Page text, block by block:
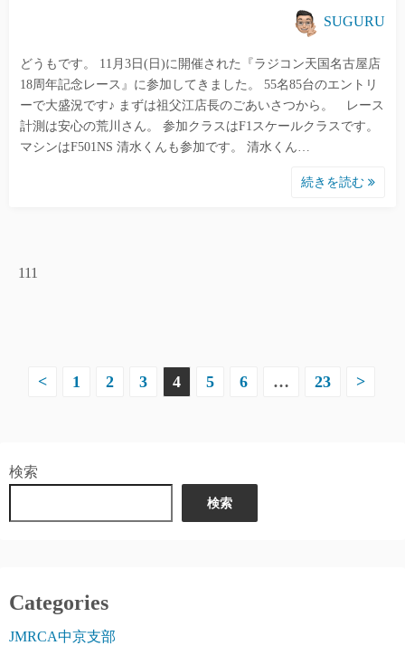
SUGURU
どうもです。 11月3日(日)に開催された『ラジコン天国名古屋店
18周年記念レース』に参加してきました。 55名85台のエントリ
ーで大盛況です♪ まずは祖父江店長のごあいさつから。 レース
計測は安心の荒川さん。 参加クラスはF1スケールクラスです。
マシンはF501NS 清水くんも参加です。 清水くん…
続きを読む
111
ペ
ー
送
り
< 1 2 3 4 5 6 … 23 >
検索
検索
Categories
JMRCA中京支部